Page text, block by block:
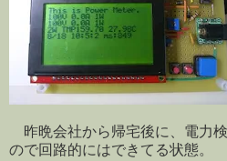
昨晩会社から帰宅後に、電力
ので回路的にはできてる状態。